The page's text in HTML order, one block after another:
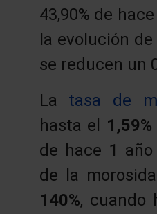
43,90% de
la evolución
se reducen un
La tasa de
hasta el 1,59%
de hace 1
de la
140%, cuando